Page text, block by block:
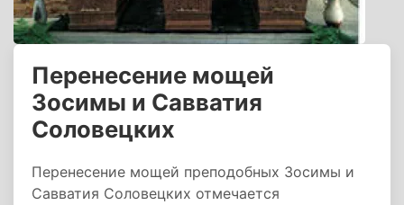
Перенесение мощей
Зосимы и Савватия
Соловецких
Перенесение мощей преподобных Зосимы и
Савватия Соловецких отмечается